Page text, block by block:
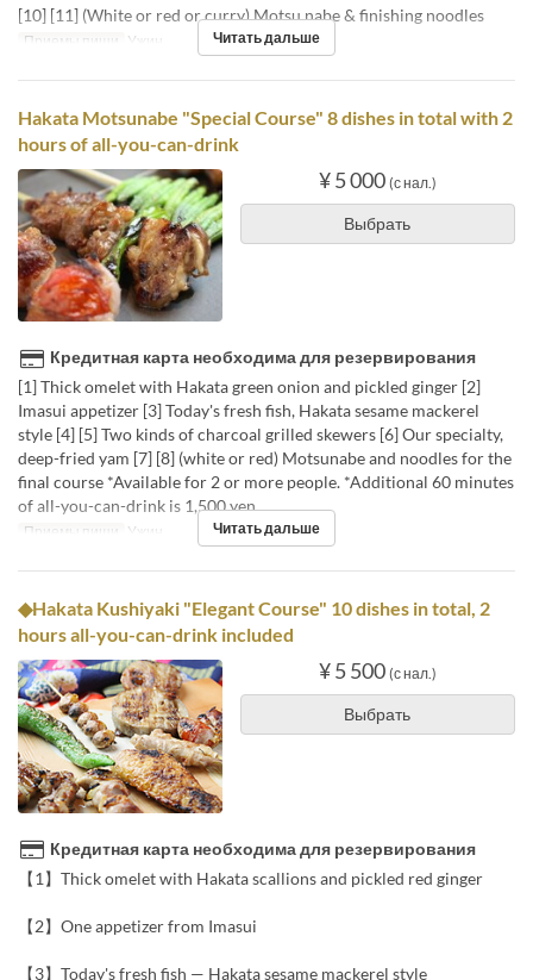
[10] [11] (White or red or curry) Motsu nabe & finishing noodles
Приемы пищи Ужин Читать дальше
Hakata Motsunabe "Special Course" 8 dishes in total with 2
hours of all-you-can-drink
¥ 5 000 (с нал.)
Выбрать
Кредитная карта необходима для резервирования
[1] Thick omelet with Hakata green onion and pickled ginger [2]
Imasui appetizer [3] Today's fresh fish, Hakata sesame mackerel
style [4] [5] Two kinds of charcoal grilled skewers [6] Our specialty,
deep-fried yam [7] [8] (white or red) Motsunabe and noodles for the
final course *Available for 2 or more people. *Additional 60 minutes
of all-you-can-drink is 1,500 yen.
Приемы пищи Ужин Читать дальше
◆Hakata Kushiyaki "Elegant Course" 10 dishes in total, 2
hours all-you-can-drink included
¥ 5 500 (с нал.)
Выбрать
Кредитная карта необходима для резервирования
【1】Thick omelet with Hakata scallions and pickled red ginger
【2】One appetizer from Imasui
【3】Today's fresh fish — Hakata sesame mackerel style